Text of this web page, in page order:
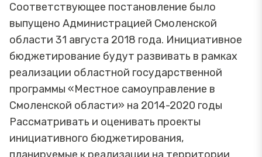
Соответствующее постановление было
выпущено Администрацией Смоленской
области 31 августа 2018 года. Инициативное
бюджетирование будут развивать в рамках
реализации областной государственной
программы «Местное самоуправление в
Смоленской области» на 2014-2020 годы
Рассматривать и оценивать проекты
инициативного бюджетирования,